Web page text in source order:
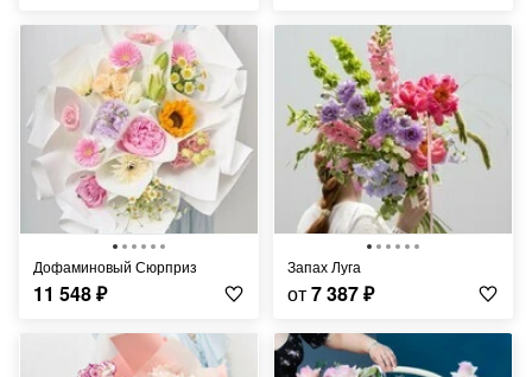
Дофаминовый Сюрприз
11 548₽
Запах Луга
от7 387₽